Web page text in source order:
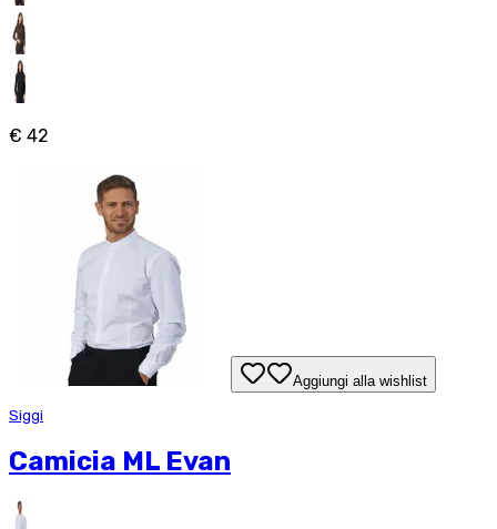
€ 42
Aggiungi alla wishlist
Siggi
Camicia ML Evan